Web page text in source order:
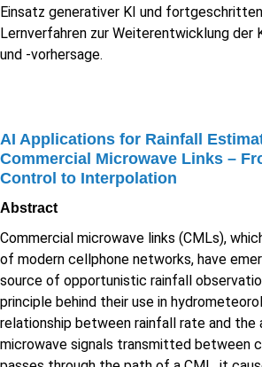
Einsatz generativer KI und
Lernverfahren zur Weiterentwicklung der
und -vorhersage.
AI Applications for Rainfall
Commercial Microwave Links –
Control to Interpolation
Abstract
Commercial microwave links (CMLs),
of modern cellphone networks, have
source of opportunistic rainfall
principle behind their use in
relationship between rainfall rate and
microwave signals transmitted between